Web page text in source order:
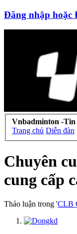
Đăng nhập hoặc
Vnbadminton -
Trang chủ Diễn đàn
Chuyên
cung cấp
Thảo luận trong 'CLB